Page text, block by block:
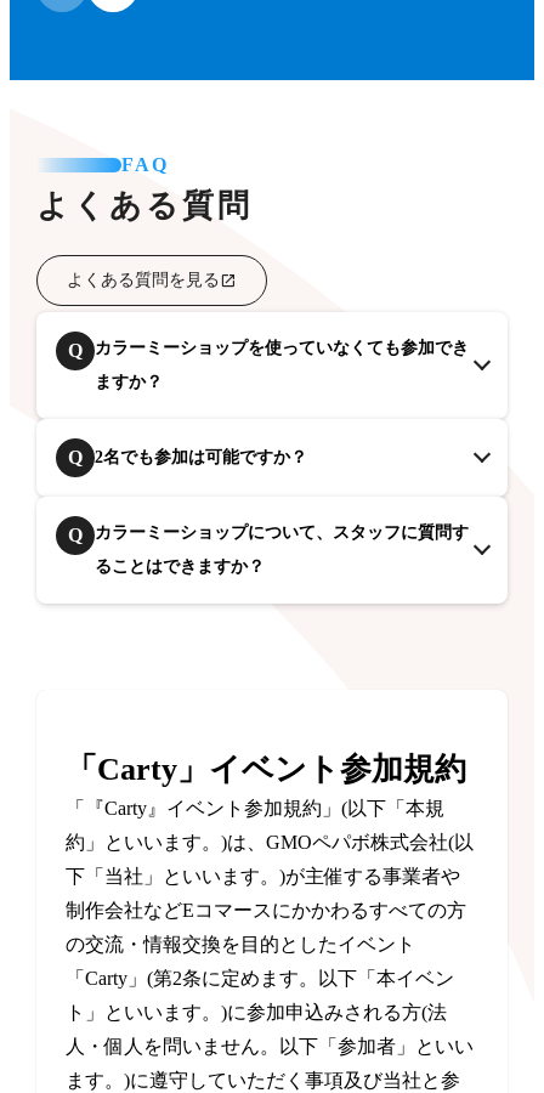
FAQ
よくある質問
よくある質問を見る
Q
カラーミーショップを使っていなくても参加でき
ますか？
Q 2名でも参加は可能ですか？
Q
カラーミーショップについて、スタッフに質問す
ることはできますか？
「Carty」イベント参加規約
「『Carty』イベント参加規約」(以下「本規
約」といいます。)は、GMOペパボ株式会社(以
下「当社」といいます。)が主催する事業者や
制作会社などEコマースにかかわるすべての方
の交流・情報交換を目的としたイベント
「Carty」(第2条に定めます。以下「本イベン
ト」といいます。)に参加申込みされる方(法
人・個人を問いません。以下「参加者」といい
ます。)に遵守していただく事項及び当社と参